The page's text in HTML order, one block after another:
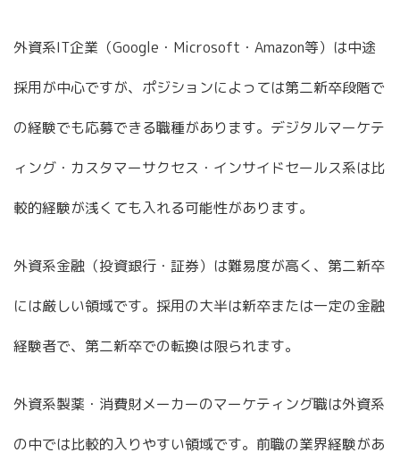
外資系IT企業（Google・Microsoft・Amazon等）は中途
採用が中心ですが、ポジションによっては第二新卒段階で
の経験でも応募できる職種があります。デジタルマーケテ
ィング・カスタマーサクセス・インサイドセールス系は比
較的経験が浅くても入れる可能性があります。
外資系金融（投資銀行・証券）は難易度が高く、第二新卒
には厳しい領域です。採用の大半は新卒または一定の金融
経験者で、第二新卒での転換は限られます。
外資系製薬・消費財メーカーのマーケティング職は外資系
の中では比較的入りやすい領域です。前職の業界経験があ